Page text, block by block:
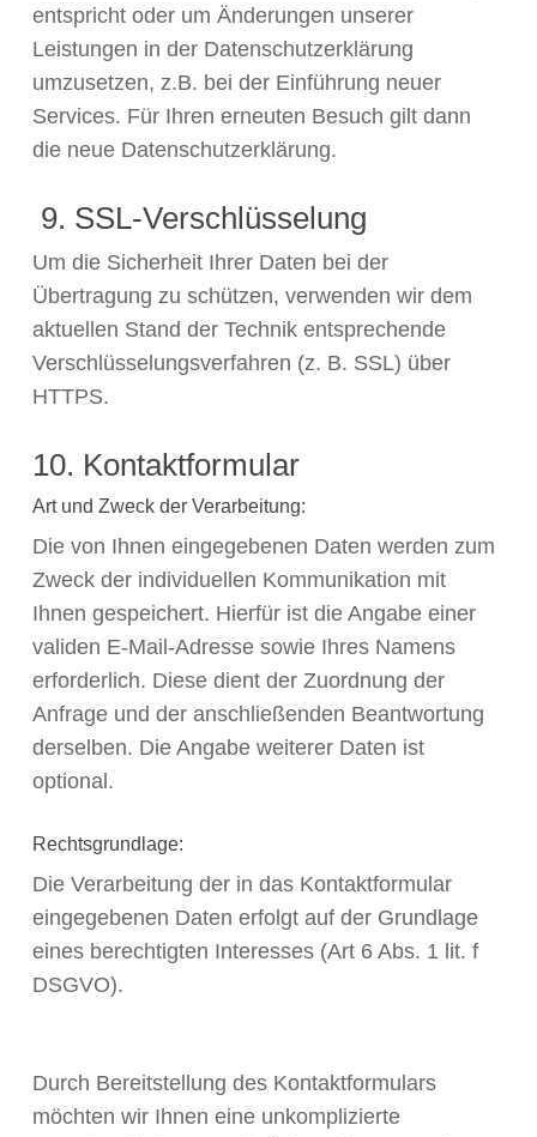
entspricht oder um Änderungen unserer
Leistungen in der Datenschutzerklärung
umzusetzen, z.B. bei der Einführung neuer
Services. Für Ihren erneuten Besuch gilt dann
die neue Datenschutzerklärung.
9. SSL-Verschlüsselung
Um die Sicherheit Ihrer Daten bei der
Übertragung zu schützen, verwenden wir dem
aktuellen Stand der Technik entsprechende
Verschlüsselungsverfahren (z. B. SSL) über
HTTPS.
10. Kontaktformular
Art und Zweck der Verarbeitung:
Die von Ihnen eingegebenen Daten werden zum
Zweck der individuellen Kommunikation mit
Ihnen gespeichert. Hierfür ist die Angabe einer
validen E-Mail-Adresse sowie Ihres Namens
erforderlich. Diese dient der Zuordnung der
Anfrage und der anschließenden Beantwortung
derselben. Die Angabe weiterer Daten ist
optional.
Rechtsgrundlage:
Die Verarbeitung der in das Kontaktformular
eingegebenen Daten erfolgt auf der Grundlage
eines berechtigten Interesses (Art 6 Abs. 1 lit. f
DSGVO).
Durch Bereitstellung des Kontaktformulars
möchten wir Ihnen eine unkomplizierte